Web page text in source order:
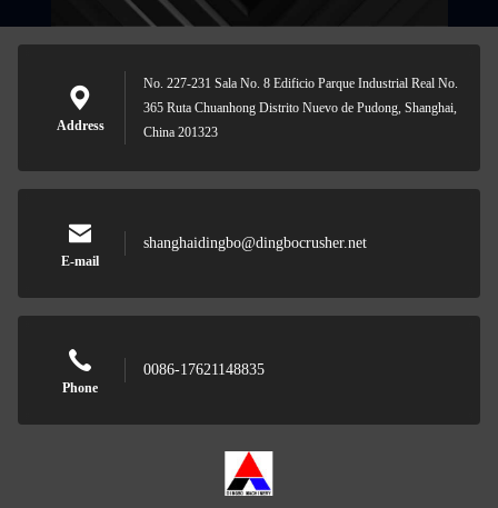
Address
No. 227-231 Sala No. 8 Edificio Parque Industrial Real No.
365 Ruta Chuanhong Distrito Nuevo de Pudong, Shanghai,
China 201323
E-mail
shanghaidingbo@dingbocrusher.net
Phone
0086-17621148835